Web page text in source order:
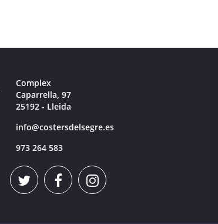
Complex
Caparrella, 97
25192 - Lleida
info@costersdelsegre.es
973 264 583